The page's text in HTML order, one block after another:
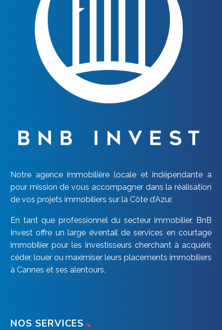
Notre agence immobilière locale et indépendante a
pour mission de vous accompagner dans la réalisation
de vos projets immobiliers sur la Côte d’Azur.
En tant que professionnel du secteur immobilier, BnB
Invest offre un large éventail de services en courtage
immobilier pour les investisseurs cherchant à acquérir,
céder, louer ou maximiser leurs placements immobiliers
à Cannes et ses alentours.
NOS SERVICES